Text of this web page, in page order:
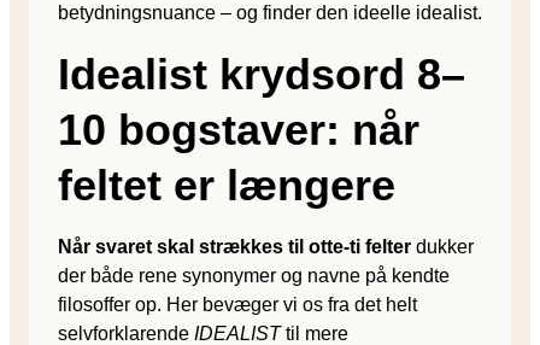
betydningsnuance – og finder den ideelle idealist.
Idealist krydsord 8–
10 bogstaver: når
feltet er længere
Når svaret skal strækkes til otte-ti felter dukker
der både rene synonymer og navne på kendte
filosoffer op. Her bevæger vi os fra det helt
selvforklarende IDEALISTtil mere